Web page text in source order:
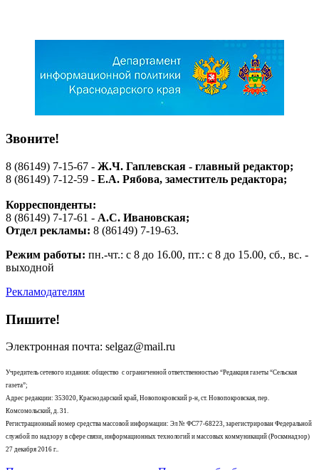
Звоните!
8 (86149) 7-15-67 - Ж.Ч. Гаплевская - главный редактор;
8 (86149) 7-12-59 - Е.А. Рябова, заместитель редактора;
Корреспонденты:
8 (86149) 7-17-61 - А.С. Ивановская;
Отдел рекламы: 8 (86149) 7-19-63.
Режим работы: пн.-чт.: с 8 до 16.00, пт.: с 8 до 15.00, сб., вс. -
выходной
Рекламодателям
Пишите!
Электронная почта: selgaz@mail.ru
Учредитель сетевого издания: общество с ограниченной ответственностью “Редакция газеты “Сельская
газета”;
Адрес редакции: 353020, Краснодарский край, Новопокровский р-н, ст. Новопокровская, пер.
Комсомольский, д. 31.
Регистрационный номер средства массовой информации: Эл № ФС77-68223, зарегистрирован Федеральной
службой по надзору в сфере связи, информационных технологий и массовых коммуникаций (Роскмнадзор)
27 декабря 2016 г..